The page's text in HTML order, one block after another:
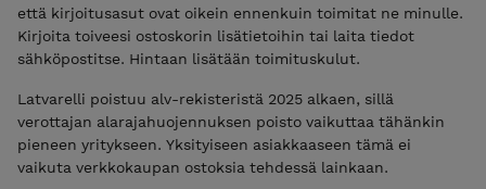
että kirjoitusasut ovat oikein ennenkuin toimitat ne minulle.
Kirjoita toiveesi ostoskorin lisätietoihin tai laita tiedot
sähköpostitse. Hintaan lisätään toimituskulut.
Latvarelli poistuu alv-rekisteristä 2025 alkaen, sillä
verottajan alarajahuojennuksen poisto vaikuttaa tähänkin
pieneen yritykseen. Yksityiseen asiakkaaseen tämä ei
vaikuta verkkokaupan ostoksia tehdessä lainkaan.